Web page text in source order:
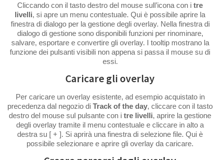
Cliccando con il tasto destro del mouse sull’icona con i tre
livelli, si apre un menu contestuale. Qui è possibile aprire la
finestra di dialogo per la gestione degli overlay. Nella finestra di
dialogo di gestione sono disponibili funzioni per rinominare,
salvare, esportare e convertire gli overlay. I tooltip mostrano la
funzione dei pulsanti visibili non appena si passa il mouse su di
essi.
Caricare gli overlay
Per caricare un overlay esistente, ad esempio acquistato in
precedenza dal negozio di Track of the day, cliccare con il tasto
destro del mouse sul pulsante con i tre livelli, aprire la gestione
degli overlay tramite il menu contestuale e cliccare in alto a
destra su [ + ]. Si aprirà una finestra di selezione file. Qui è
possibile selezionare e aprire gli overlay da caricare.